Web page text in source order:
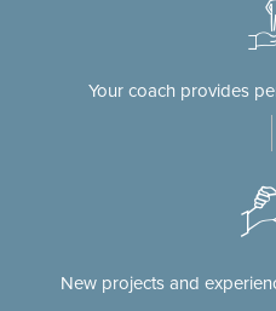
Your coach provides
New projects and